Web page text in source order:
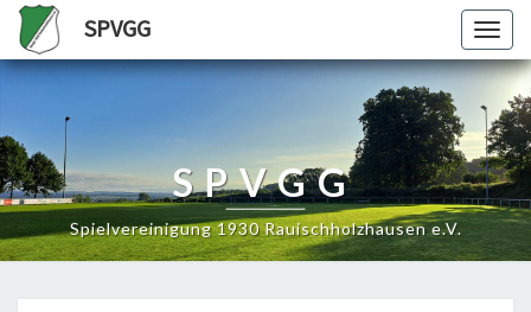
SPVGG
SPVGG
Spielvereinigung 1930 Rauischholzhausen e.V.